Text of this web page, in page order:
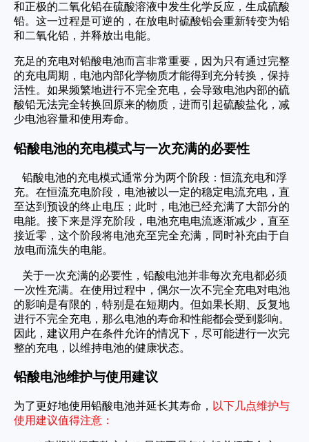
和正极的二氧化铅在硫酸溶液中发生化学反应，生成硫酸
铅。这一过程是可逆的，在放电时硫酸铅会重新转变为铅
和二氧化铅，并释放出电能。
充足的充电对铅酸电池而言非常重要，因为只有通过完整
的充电周期，电池内部化学物质才能得到充分转换，保持
活性。如果频繁地进行不完全充电，会导致电池内部的硫
酸铅无法完全转换回原来的物质，进而引起硫酸盐化，减
少电池容量和使用寿命。
铅酸电池的充电模式与一次充满的必要性
铅酸电池的充电模式通常分为两个阶段：恒流充电和浮
充。在恒流充电阶段，电池被以一定的稳定电流充电，直
至达到预设的终止电压；此时，电池已经充满了大部分的
电能。接下来是浮充阶段，电池充电电流逐渐减少，直至
接近零，这个阶段将电池充至完全充满，同时补充由于自
放电而流失的电能。
关于一次充满的必要性，铅酸电池并非每次充电都必须
一次性充满。在使用过程中，偶尔一次不完全充电对电池
的影响是有限的，特别是在短期内。但如果长期、反复地
进行不完全充电，那么电池的寿命和性能都会受到影响。
因此，建议用户在条件允许的情况下，尽可能进行一次完
整的充电，以维持电池的健康状态。
铅酸电池维护与使用建议
为了更好地使用铅酸电池并延长其寿命， 以下几点维护与
使用建议值得注意：